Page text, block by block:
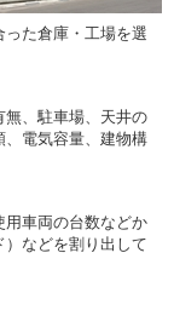
た倉庫・工場を選
無、駐車場、天井の
、電気容量、建物構
用車両の台数などか
などを割り出して